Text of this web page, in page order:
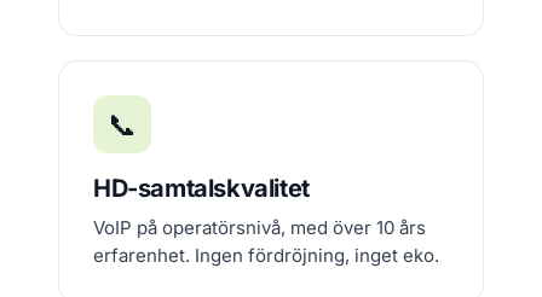
📞
HD-samtalskvalitet
VoIP på operatörsnivå, med över 10 års
erfarenhet. Ingen fördröjning, inget eko.